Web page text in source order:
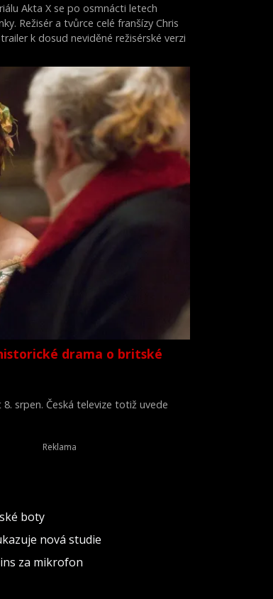
Akta X se po osmnácti letech
Režisér a tvůrce celé franšízy Chris
k dosud neviděné režisérské verzi
drama o britské
srpen. Česká televize totiž uvede
boty
nová studie
za mikrofon